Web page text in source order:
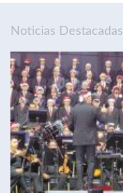
Noticias Destacadas